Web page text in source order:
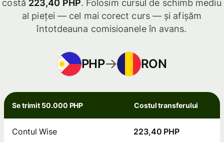
costă 223,40 PHP. Folosim cursul de schimb mediu
al pieței — cel mai corect curs — și afișăm
întotdeauna comisioanele în avans.
PHP RON
Se trimit 50.000 PHP Costul transferului
Contul Wise 223,40 PHP